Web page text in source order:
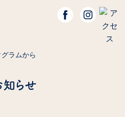
ラムから
知らせ